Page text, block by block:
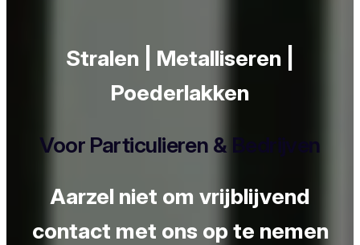
Stralen | Metalliseren |
Poederlakken
Voor Particulieren & Bedrijven
Aarzel niet om vrijblijvend
contact met ons op te nemen